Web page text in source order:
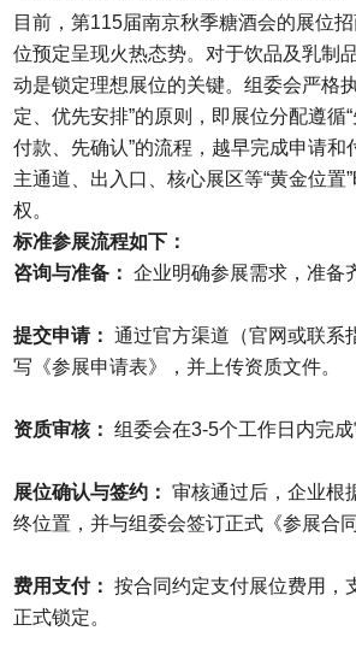
目前，第115届南京秋季糖酒会的展位
位预定呈现火热态势。对于饮品及乳制
动是锁定理想展位的关键。组委会严格
定、优先安排”的原则，即展位分配遵循
付款、先确认”的流程，越早完成申请和
主通道、出入口、核心展区等“黄金位置
权。
标准参展流程如下：
咨询与准备： 企业明确参展需求，准备
提交申请： 通过官方渠道（官网或联系
写《参展申请表》，并上传资质文件。
资质审核： 组委会在3-5个工作日内完成
展位确认与签约： 审核通过后，企业根
终位置，并与组委会签订正式《参展合同
费用支付： 按合同约定支付展位费用，
正式锁定。